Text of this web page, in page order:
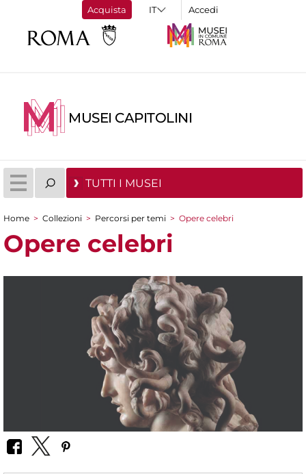
Acquista Accedi
MUSEI CAPITOLINI
TUTTI I MUSEI
Tu sei qui
Home > Collezioni > Percorsi per temi > Opere celebri
Opere celebri